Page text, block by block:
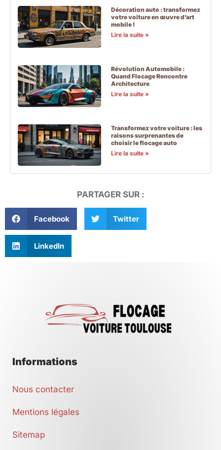
Décoration auto : transformez
votre voiture en œuvre d’art
mobile !
Lire la suite »
Révolution Automobile :
Quand Flocage Rencontre
Architecture
Lire la suite »
Transformez votre voiture : les
raisons surprenantes de
choisir le flocage auto
Lire la suite »
PARTAGER SUR :
Facebook Twitter
LinkedIn
Informations
Nous contacter
Mentions légales
Sitemap